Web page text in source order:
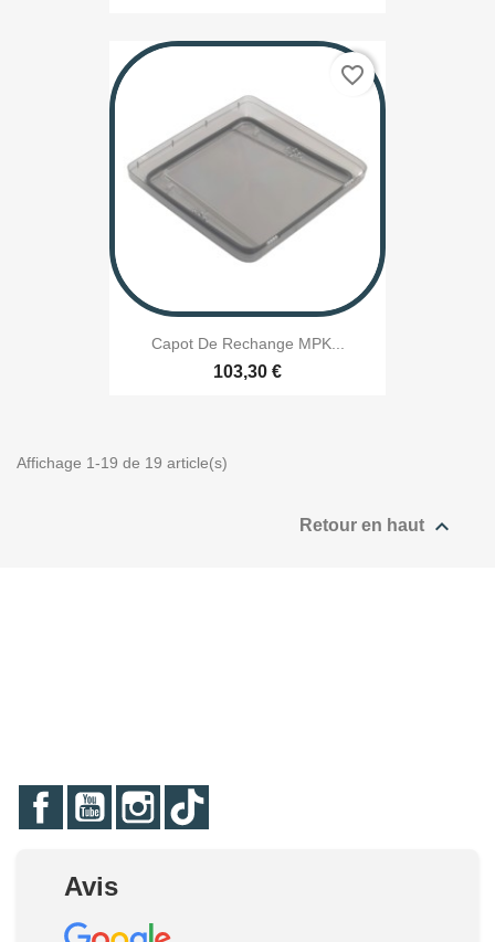
Capot De Rechange MPK...
103,30 €
favorite_border
Affichage 1-19 de 19 article(s)
Retour en haut 
FacebookYouTubeInstagram
Avis